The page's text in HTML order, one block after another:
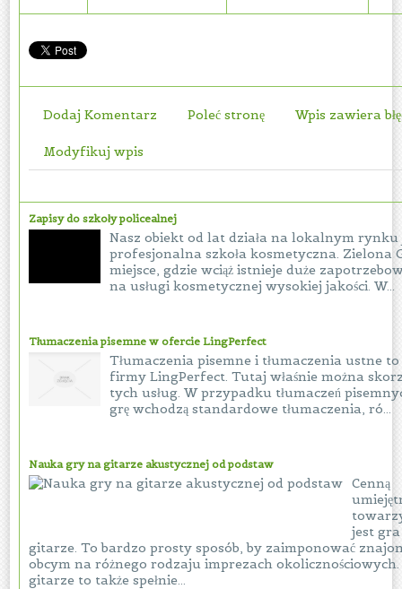
Dodaj Komentarz Poleć stronę Wpis zawiera
Modyfikuj wpis
Zapisy do szkoły policealnej
Nasz obiekt od lat działa na lokalnym rynku
profesjonalna szkoła kosmetyczna. Zielona
miejsce, gdzie wciąż istnieje duże
na usługi kosmetycznej wysokiej jakości. W...
Tłumaczenia pisemne w ofercie LingPerfect
Tłumaczenia pisemne i tłumaczenia ustne
firmy LingPerfect. Tutaj właśnie można
tych usług. W przypadku tłumaczeń
grę wchodzą standardowe tłumaczenia, ró...
Nauka gry na gitarze akustycznej od podstaw
Cenną
jest
gitarze. To bardzo prosty sposób, by zaimponować
obcym na różnego rodzaju imprezach
gitarze to także spełnie...